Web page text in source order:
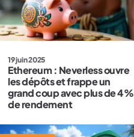
19 juin 2025
Ethereum : Neverless ouvre
les dépôts et frappe un
grand coup avec plus de 4%
de rendement